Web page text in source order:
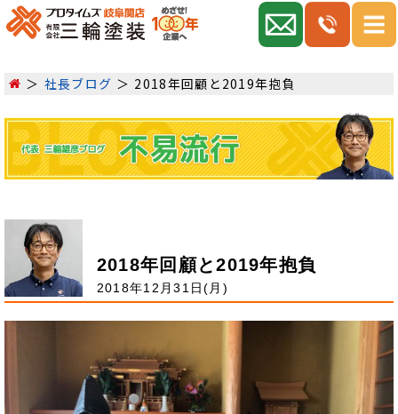
社長ブログ 2018年回顧と2019年抱負
2018年回顧と2019年抱負
2018年12月31日(月)